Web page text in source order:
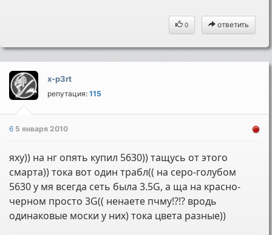
0 ответить
x-p3rt
репутация:115
6 5 января 2010
яху)) на нг опять купил 5630)) тащусь от этого
смарта)) тока вот один трабл(( на серо-голубом
5630 у мя всегда сеть была 3.5G, а ща на красно-
черном просто 3G(( ненаете пчму!?!? вродь
одинаковые моски у них) тока цвета разные))